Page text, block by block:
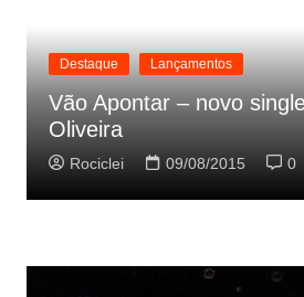
Destaque Lançamentos
Vão Apontar – novo
Oliveira
Rociclei 09/08/2015 0